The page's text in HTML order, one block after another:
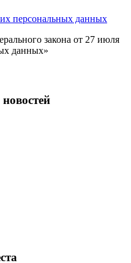
персональных данных
закона от 27 июля
данных»